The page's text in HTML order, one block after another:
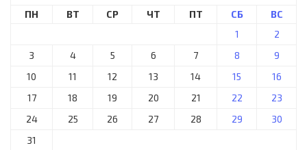
ПН ВТ СР ЧТ ПТ СБ
ВС
1
2
3
4 5 6 7 8
9
10
11 12 13 14 15
16
17
18 19 20 21 22
23
24
25 26 27 28 29
30
31